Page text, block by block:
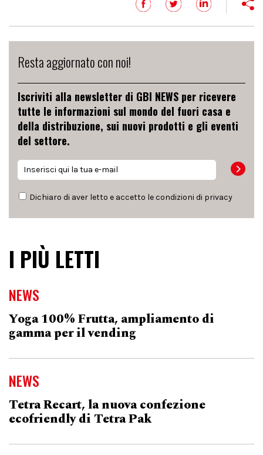
Resta aggiornato con noi!
Iscriviti alla newsletter di GBI NEWS per ricevere
tutte le informazioni sul mondo del fuori casa e
della distribuzione, sui nuovi prodotti e gli eventi
del settore.
Dichiaro di aver letto e accetto le condizioni di privacy
I PIÙ LETTI
NEWS
Yoga 100% Frutta, ampliamento di
gamma per il vending
NEWS
Tetra Recart, la nuova confezione
ecofriendly di Tetra Pak